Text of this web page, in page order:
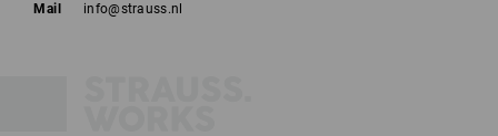
Mail
info@strauss.nl